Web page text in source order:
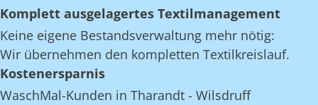
Komplett ausgelagertes Textilmanagement
Keine eigene Bestandsverwaltung mehr nötig:
Wir übernehmen den kompletten Textilkreislauf.
Kostenersparnis
WaschMal-Kunden in Tharandt - Wilsdruff